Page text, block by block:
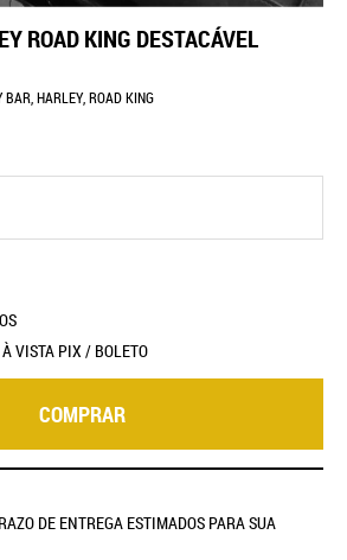
ROAD KING DESTACÁVEL
BAR HARLEY, ROAD KING
À VISTA PIX / BOLETO
COMPRAR
DE ENTREGA ESTIMADOS PARA SUA